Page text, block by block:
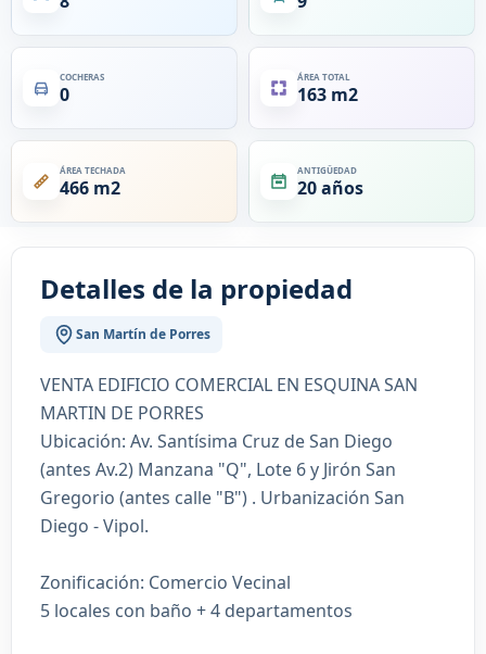
COCHERAS
0
ÁREA TOTAL
163 m2
ÁREA TECHADA
466 m2
ANTIGÜEDAD
20 años
Detalles de la propiedad
San Martín de Porres
VENTA EDIFICIO COMERCIAL EN ESQUINA SAN
MARTIN DE PORRES
Ubicación: Av. Santísima Cruz de San Diego
(antes Av.2) Manzana "Q", Lote 6 y Jirón San
Gregorio (antes calle "B") . Urbanización San
Diego - Vipol.
Zonificación: Comercio Vecinal
5 locales con baño + 4 departamentos